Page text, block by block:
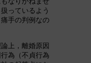
っているよう
手の判例なの
上，離婚原因
為（不貞行為